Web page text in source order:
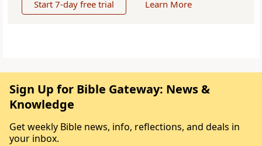
Start 7-day free trial Learn More
Sign Up for Bible Gateway: News &
Knowledge
Get weekly Bible news, info, reflections, and deals in
your inbox.